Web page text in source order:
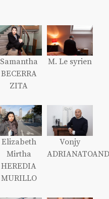
Samantha
BECERRA
ZITA
M. Le syrien
Elizabeth
Mirtha
HEREDIA
MURILLO
Vonjy